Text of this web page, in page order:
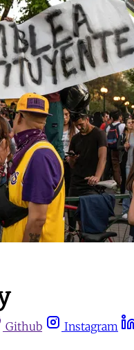
Github Instagram